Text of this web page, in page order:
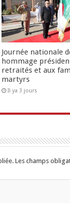
Journée nationale
hommage
retraités et aux
martyrs
Il ya 3 jours
Les champs